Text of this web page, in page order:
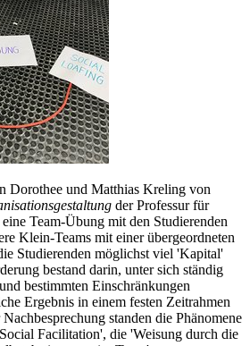
Dorothee und Matthias Kreling von
der Professur für
Team-Übung mit den Studierenden
Klein-Teams mit einer übergeordneten
Studierenden möglichst viel 'Kapital'
bestand darin, unter sich ständig
bestimmten Einschränkungen
Ergebnis in einem festen Zeitrahmen
standen die Phänomene
Facilitation', die 'Weisung durch die